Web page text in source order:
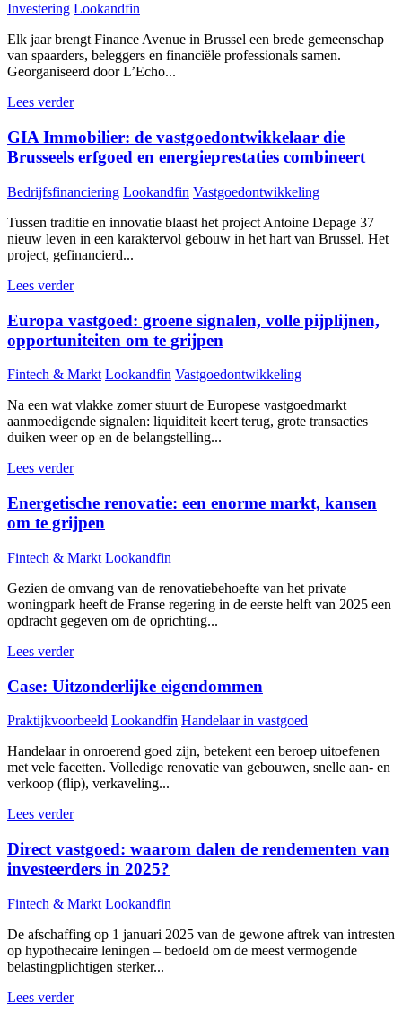
Investering Lookandfin
Elk jaar brengt Finance Avenue in Brussel een brede gemeenschap
van spaarders, beleggers en financiële professionals samen.
Georganiseerd door L’Echo...
Lees verder
GIA Immobilier: de vastgoedontwikkelaar die
Brusseels erfgoed en energieprestaties combineert
Bedrijfsfinanciering Lookandfin Vastgoedontwikkeling
Tussen traditie en innovatie blaast het project Antoine Depage 37
nieuw leven in een karaktervol gebouw in het hart van Brussel. Het
project, gefinancierd...
Lees verder
Europa vastgoed: groene signalen, volle pijplijnen,
opportuniteiten om te grijpen
Fintech & Markt Lookandfin Vastgoedontwikkeling
Na een wat vlakke zomer stuurt de Europese vastgoedmarkt
aanmoedigende signalen: liquiditeit keert terug, grote transacties
duiken weer op en de belangstelling...
Lees verder
Energetische renovatie: een enorme markt, kansen
om te grijpen
Fintech & Markt Lookandfin
Gezien de omvang van de renovatiebehoefte van het private
woningpark heeft de Franse regering in de eerste helft van 2025 een
opdracht gegeven om de oprichting...
Lees verder
Case: Uitzonderlijke eigendommen
Praktijkvoorbeeld Lookandfin Handelaar in vastgoed
Handelaar in onroerend goed zijn, betekent een beroep uitoefenen
met vele facetten. Volledige renovatie van gebouwen, snelle aan- en
verkoop (flip), verkaveling...
Lees verder
Direct vastgoed: waarom dalen de rendementen van
investeerders in 2025?
Fintech & Markt Lookandfin
De afschaffing op 1 januari 2025 van de gewone aftrek van intresten
op hypothecaire leningen – bedoeld om de meest vermogende
belastingplichtigen sterker...
Lees verder